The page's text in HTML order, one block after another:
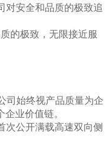
对安全和品质的极致追
的极致，无限接近服
司始终视产品质量为企
业价值链。
次公开满载高速双向侧